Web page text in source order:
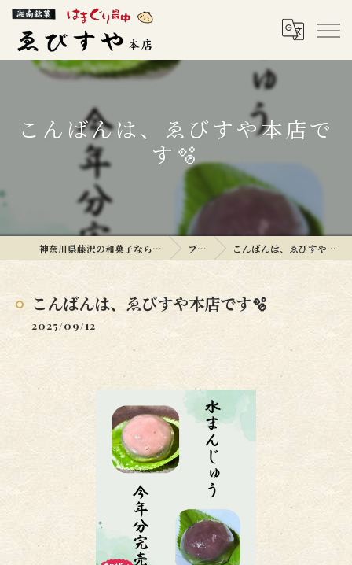
こんばんは、ゑびすや本店で
す🫧
神奈川県藤沢の和菓子ならゑびすや本店 ブログ こんばんは、ゑびすや本店です🫧
こんばんは、ゑびすや本店です🫧
2025/09/12